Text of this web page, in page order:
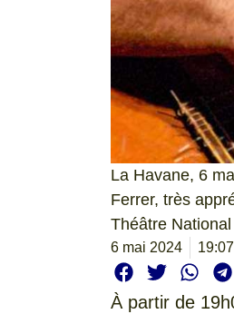
La Havane, 6
Ferrer, très
Théâtre
6 mai 2024 19:07
À partir de